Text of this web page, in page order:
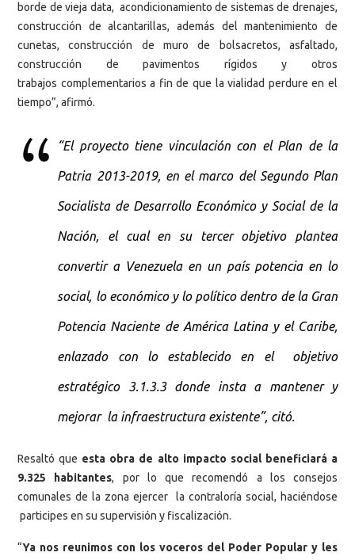
borde de vieja data, acondicionamiento de sistemas de drenajes,
construcción de alcantarillas, además del mantenimiento de
cunetas, construcción de muro de bolsacretos, asfaltado,
construcción de pavimentos rígidos y otros
trabajos complementarios a fin de que la vialidad perdure en el
tiempo”, afirmó.
“El proyecto tiene vinculación con el Plan de la
Patria 2013-2019, en el marco del Segundo Plan
Socialista de Desarrollo Económico y Social de la
Nación, el cual en su tercer objetivo plantea
convertir a Venezuela en un país potencia en lo
social, lo económico y lo político dentro de la Gran
Potencia Naciente de América Latina y el Caribe,
enlazado con lo establecido en el objetivo
estratégico 3.1.3.3 donde insta a mantener y
mejorar la infraestructura existente”, citó.
Resaltó que esta obra de alto impacto social beneficiará a
9.325 habitantes, por lo que recomendó a los consejos
comunales de la zona ejercer la contraloría social, haciéndose
participes en su supervisión y fiscalización.
“Ya nos reunimos con los voceros del Poder Popular y les